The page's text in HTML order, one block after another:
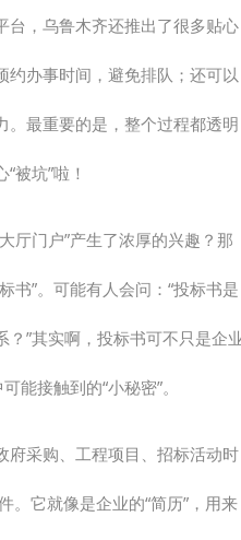
台，乌鲁木齐还推出了很多贴心
约办事时间，避免排队；还可以
。最重要的是，整个过程都透明
被坑”啦！
厅门户”产生了浓厚的兴趣？那
”。可能有人会问：“投标书是
”其实啊，投标书可不只是企
能接触到的“小秘密”。
府采购、工程项目、招标活动时
。它就像是企业的“简历”，用来